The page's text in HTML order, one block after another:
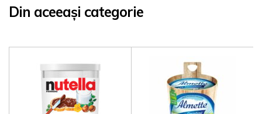
Din aceeași categorie